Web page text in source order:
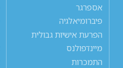
אספרגר
פיברומיאלגיה
הפרעת אישיות גבולית
מיינדפולנס
התמכרות